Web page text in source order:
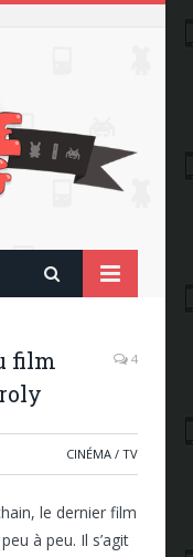
film
4
CINÉMA / TV
le dernier film
à peu. Il s’agit